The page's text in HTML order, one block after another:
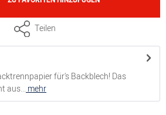
cm x 200 m
im Karton, 60 cm x 40 cm
Teilen
für's Backblech! Das
aus... mehr